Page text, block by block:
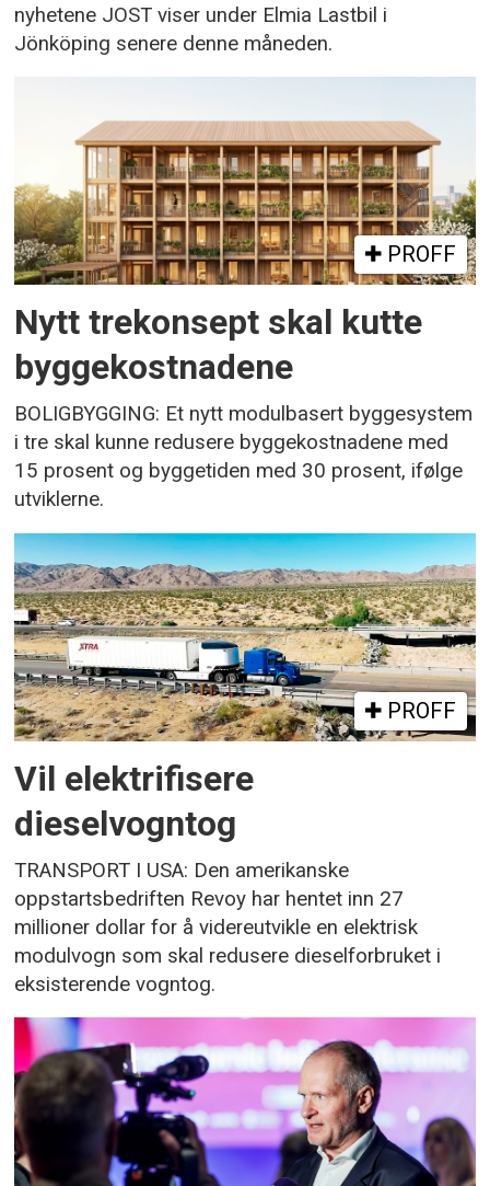
nyhetene JOST viser under Elmia Lastbil i
Jönköping senere denne måneden.
PROFF
Nytt trekonsept skal kutte
byggekostnadene
BOLIGBYGGING: Et nytt modulbasert byggesystem
i tre skal kunne redusere byggekostnadene med
15 prosent og byggetiden med 30 prosent, ifølge
utviklerne.
PROFF
Vil elektrifisere
dieselvogntog
TRANSPORT I USA: Den amerikanske
oppstartsbedriften Revoy har hentet inn 27
millioner dollar for å videreutvikle en elektrisk
modulvogn som skal redusere dieselforbruket i
eksisterende vogntog.